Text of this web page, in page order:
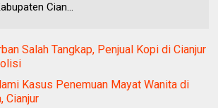
Cian...
Salah Tangkap, Penjual Kopi di Cianjur
Kasus Penemuan Mayat Wanita di
Cianjur